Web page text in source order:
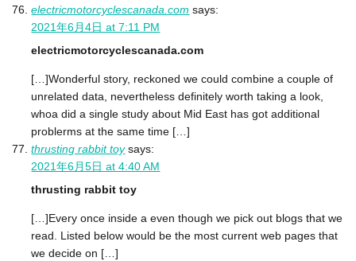
electricmotorcyclescanada.com says:
2021年6月4日 at 7:11 PM
electricmotorcyclescanada.com
[…]Wonderful story, reckoned we could combine a couple of
unrelated data, nevertheless definitely worth taking a look,
whoa did a single study about Mid East has got additional
problerms at the same time […]
thrusting rabbit toy says:
2021年6月5日 at 4:40 AM
thrusting rabbit toy
[…]Every once inside a even though we pick out blogs that we
read. Listed below would be the most current web pages that
we decide on […]